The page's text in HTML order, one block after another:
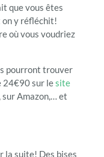
que vous êtes
on y réfléchit!
où vous voudriez
pourront trouver
24€90 sur lesite
sur Amazon,… et
la suite! Des bises